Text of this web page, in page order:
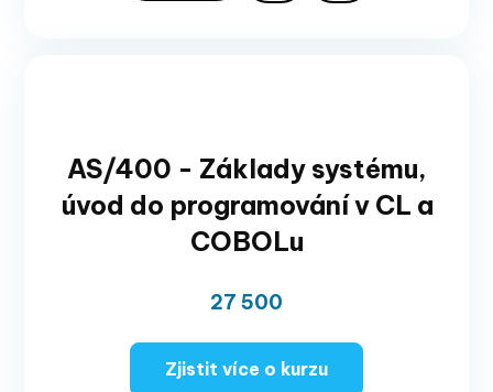
AS/400 - Základy systému,
úvod do programování v CL a
COBOLu
27 500
Zjistit více o kurzu